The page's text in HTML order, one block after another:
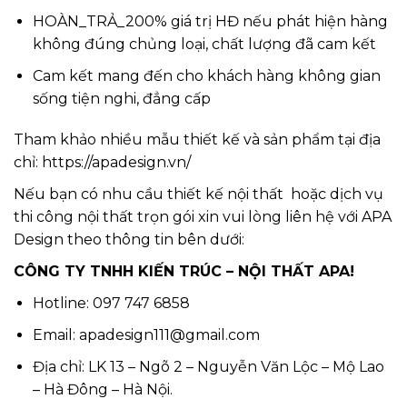
HOÀN_TRẢ_200% giá trị HĐ nếu phát hiện hàng
không đúng chủng loại, chất lượng đã cam kết
Cam kết mang đến cho khách hàng không gian
sống tiện nghi, đẳng cấp
Tham khảo nhiều mẫu thiết kế và sản phẩm tại địa
chỉ: https://apadesign.vn/
Nếu bạn có nhu cầu thiết kế nội thất hoặc dịch vụ
thi công nội thất trọn gói xin vui lòng liên hệ với APA
Design theo thông tin bên dưới:
CÔNG TY TNHH KIẾN TRÚC – NỘI THẤT APA!
Hotline: 097 747 6858
Email: apadesign111@gmail.com
Địa chỉ: LK 13 – Ngõ 2 – Nguyễn Văn Lộc – Mộ Lao
– Hà Đông – Hà Nội.